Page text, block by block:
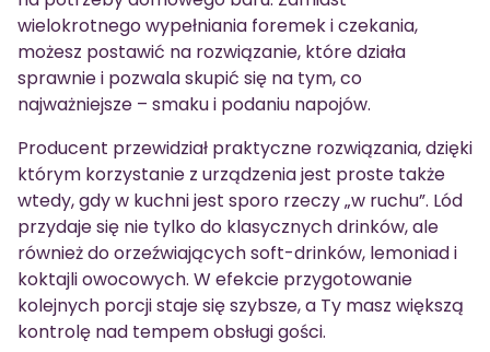
wielokrotnego wypełniania foremek i czekania,
możesz postawić na rozwiązanie, które działa
sprawnie i pozwala skupić się na tym, co
najważniejsze – smaku i podaniu napojów.
Producent przewidział praktyczne rozwiązania, dzięki
którym korzystanie z urządzenia jest proste także
wtedy, gdy w kuchni jest sporo rzeczy „w ruchu”. Lód
przydaje się nie tylko do klasycznych drinków, ale
również do orzeźwiających soft-drinków, lemoniad i
koktajli owocowych. W efekcie przygotowanie
kolejnych porcji staje się szybsze, a Ty masz większą
kontrolę nad tempem obsługi gości.